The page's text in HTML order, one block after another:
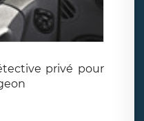
privé pour